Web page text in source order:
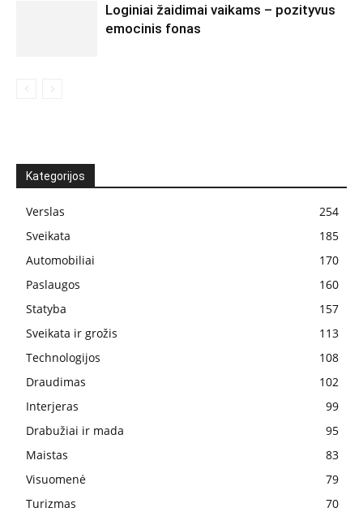
Loginiai žaidimai vaikams – pozityvus
emocinis fonas
Kategorijos
Verslas
254
Sveikata
185
Automobiliai
170
Paslaugos
160
Statyba
157
Sveikata ir grožis
113
Technologijos
108
Draudimas
102
Interjeras
99
Drabužiai ir mada
95
Maistas
83
Visuomenė
79
Turizmas
70